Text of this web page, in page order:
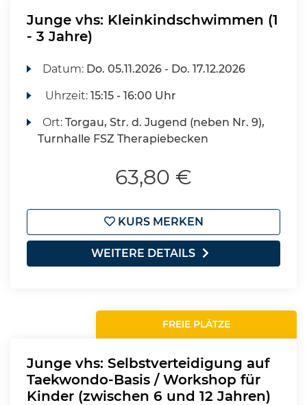
Junge vhs: Kleinkindschwimmen (1
- 3 Jahre)
Datum: Do. 05.11.2026 - Do. 17.12.2026
Uhrzeit:15:15 - 16:00 Uhr
Ort:Torgau, Str. d. Jugend (neben Nr. 9),
Turnhalle FSZ Therapiebecken
63,80 €
KURS MERKEN
WEITERE DETAILS
FREIE PLÄTZE
Junge vhs: Selbstverteidigung auf
Taekwondo-Basis / Workshop für
Kinder (zwischen 6 und 12 Jahren)